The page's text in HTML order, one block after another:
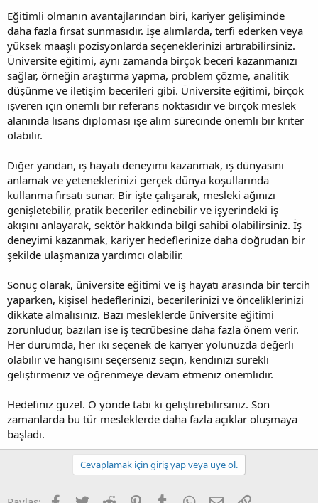
Eğitimli olmanın avantajlarından biri, kariyer gelişiminde
daha fazla fırsat sunmasıdır. İşe alımlarda, terfi ederken veya
yüksek maaşlı pozisyonlarda seçeneklerinizi artırabilirsiniz.
Üniversite eğitimi, aynı zamanda birçok beceri kazanmanızı
sağlar, örneğin araştırma yapma, problem çözme, analitik
düşünme ve iletişim becerileri gibi. Üniversite eğitimi, birçok
işveren için önemli bir referans noktasıdır ve birçok meslek
alanında lisans diploması işe alım sürecinde önemli bir kriter
olabilir.
Diğer yandan, iş hayatı deneyimi kazanmak, iş dünyasını
anlamak ve yeteneklerinizi gerçek dünya koşullarında
kullanma fırsatı sunar. Bir işte çalışarak, mesleki ağınızı
genişletebilir, pratik beceriler edinebilir ve işyerindeki iş
akışını anlayarak, sektör hakkında bilgi sahibi olabilirsiniz. İş
deneyimi kazanmak, kariyer hedeflerinize daha doğrudan bir
şekilde ulaşmanıza yardımcı olabilir.
Sonuç olarak, üniversite eğitimi ve iş hayatı arasında bir tercih
yaparken, kişisel hedeflerinizi, becerilerinizi ve önceliklerinizi
dikkate almalısınız. Bazı mesleklerde üniversite eğitimi
zorunludur, bazıları ise iş tecrübesine daha fazla önem verir.
Her durumda, her iki seçenek de kariyer yolunuzda değerli
olabilir ve hangisini seçerseniz seçin, kendinizi sürekli
geliştirmeniz ve öğrenmeye devam etmeniz önemlidir.
Hedefiniz güzel. O yönde tabi ki geliştirebilirsiniz. Son
zamanlarda bu tür mesleklerde daha fazla açıklar oluşmaya
başladı.
Cevaplamak için giriş yap veya üye ol.
Facebook
TwitterReddit PinterestTumblrWhatsApp
E-postaBağlantı